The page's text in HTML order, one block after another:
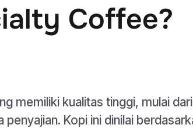
Coffee?
memiliki kualitas tinggi, mulai
Kopi ini dinilai